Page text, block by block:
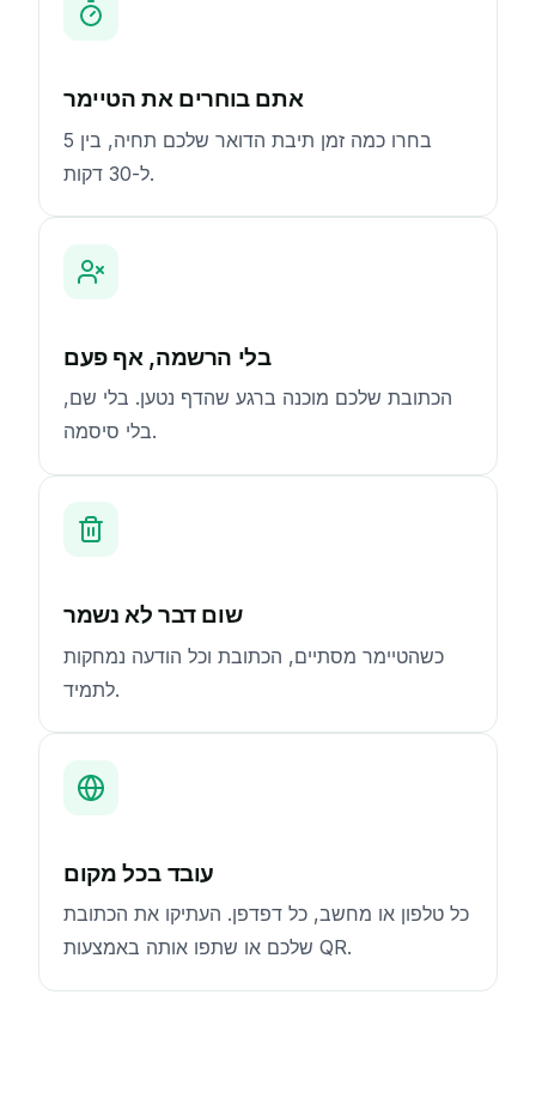
אתם בוחרים את הטיימר
בחרו כמה זמן תיבת הדואר שלכם תחיה, בין 5
ל-30 דקות.
בלי הרשמה, אף פעם
הכתובת שלכם מוכנה ברגע שהדף נטען. בלי שם,
בלי סיסמה.
שום דבר לא נשמר
כשהטיימר מסתיים, הכתובת וכל הודעה נמחקות
לתמיד.
עובד בכל מקום
כל טלפון או מחשב, כל דפדפן. העתיקו את הכתובת
שלכם או שתפו אותה באמצעות QR.